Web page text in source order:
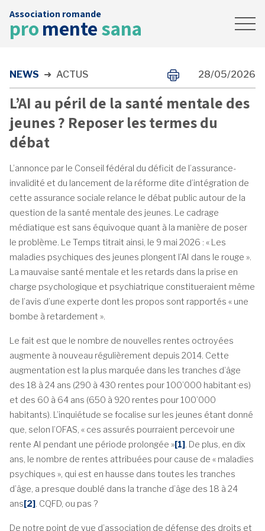
Association romande
promentesana
News
NEWS ➜ ACTUS 28/05/2026
L’AI au péril de la santé mentale des
jeunes ? Reposer les termes du
débat
L’annonce par le Conseil fédéral du déficit de l’assurance-
invalidité et du lancement de la réforme dite d’intégration de
cette assurance sociale relance le débat public autour de la
question de la santé mentale des jeunes. Le cadrage
médiatique est sans équivoque quant à la manière de poser
le problème. Le Temps titrait ainsi, le 9 mai 2026 : « Les
maladies psychiques des jeunes plongent l’AI dans le rouge ».
La mauvaise santé mentale et les retards dans la prise en
charge psychologique et psychiatrique constitueraient même
de l’avis d’une experte dont les propos sont rapportés « une
bombe à retardement ».
Le fait est que le nombre de nouvelles rentes octroyées
augmente à nouveau régulièrement depuis 2014. Cette
augmentation est la plus marquée dans les tranches d’âge
des 18 à 24 ans (290 à 430 rentes pour 100’000 habitant·es)
et des 60 à 64 ans (650 à 920 rentes pour 100’000
habitants). L’inquiétude se focalise sur les jeunes étant donné
que, selon l’OFAS, « ces assurés pourraient percevoir une
rente AI pendant une période prolongée »[1]. De plus, en dix
ans, le nombre de rentes attribuées pour cause de « maladies
psychiques », qui est en hausse dans toutes les tranches
d’âge, a presque doublé dans la tranche d’âge des 18 à 24
ans[2]. CQFD, ou pas ?
De notre point de vue d’association de défense des droits et